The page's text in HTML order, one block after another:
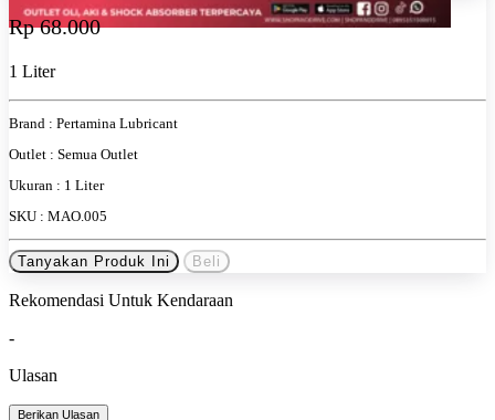
Rp 68.000
1 Liter
Brand : Pertamina Lubricant
Outlet : Semua Outlet
Ukuran : 1 Liter
SKU : MAO.005
Tanyakan Produk Ini Beli
Rekomendasi Untuk Kendaraan
-
Ulasan
Berikan Ulasan